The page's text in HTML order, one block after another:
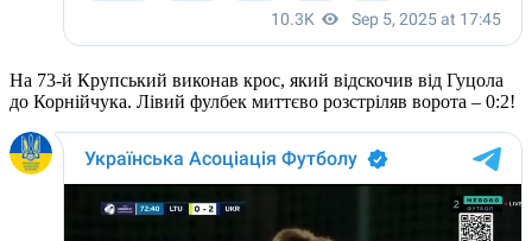
На 73-й Крупський виконав крос, який відскочив від Гуцола
до Корнійчука. Лівий фулбек миттєво розстріляв ворота – 0:2!